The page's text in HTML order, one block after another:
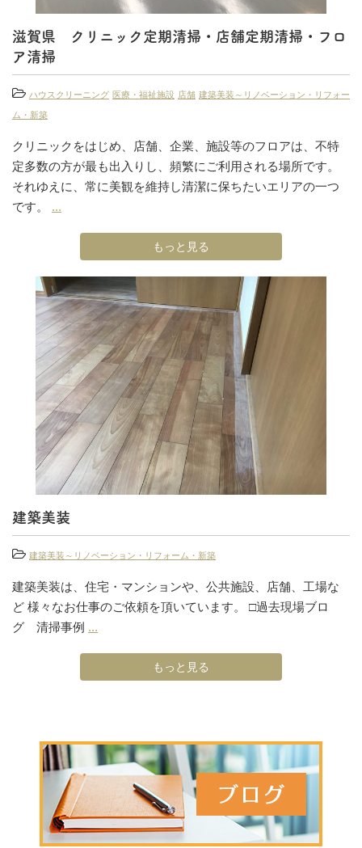
滋賀県 クリニック定期清掃・店舗定期清掃・フロ
ア清掃
ハウスクリーニング 医療・福祉施設 店舗 建築美装～リノベーション・リフォー
ム・新築
クリニックをはじめ、店舗、企業、施設等のフロアは、不特
定多数の方が最も出入りし、頻繁にご利用される場所です。
それゆえに、常に美観を維持し清潔に保ちたいエリアの一つ
です。 ...
もっと見る
建築美装
建築美装～リノベーション・リフォーム・新築
建築美装は、住宅・マンションや、公共施設、店舗、工場な
ど 様々なお仕事のご依頼を頂いています。 □過去現場ブロ
グ 清掃事例 ...
もっと見る